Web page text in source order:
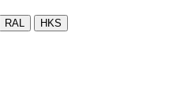
RAL HKS